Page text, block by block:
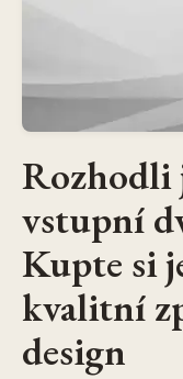
Rozhodli
vstupní
Kupte si
kvalitní
design